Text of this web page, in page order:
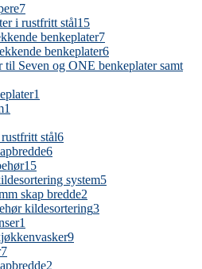
7
i rustfritt stål15
benkeplater7
benkeplater6
til Seven og ONE benkeplater samt
1
1
stål6
6
15
system5
skap bredde2
kildesortering3
1
9
7
2